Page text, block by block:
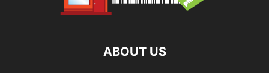
ABOUT US